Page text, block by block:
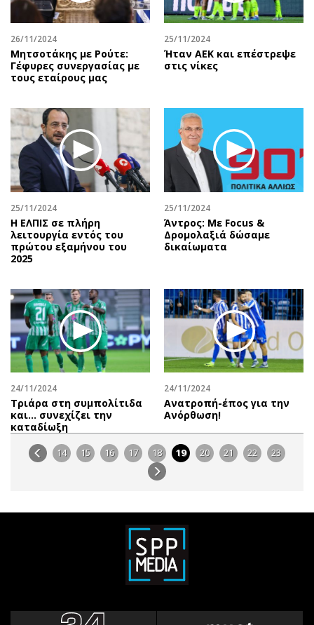
26/11/2024
Μητσοτάκης με Ρούτε:
Γέφυρες συνεργασίας με
τους εταίρους μας
25/11/2024
Ήταν ΑΕΚ και επέστρεψε
στις νίκες
25/11/2024
Η ΕΛΠΙΣ σε πλήρη
λειτουργία εντός του
πρώτου εξαμήνου του
2025
25/11/2024
Άντρος: Με Focus &
Δρομολαξιά δώσαμε
δικαίωματα
24/11/2024
Τριάρα στη συμπολίτιδα
και… συνεχίζει την
καταδίωξη
24/11/2024
Ανατροπή-έπος για την
Ανόρθωση!
14 15 16 17 18 19 20 21 22 23